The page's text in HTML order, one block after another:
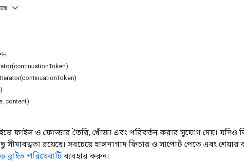
content)
ফাইল ও ফোল্ডার তৈরি, খোঁজা এবং পরিবর্তন করার সুযোগ দেয়। যদিও
সীমাবদ্ধতা রয়েছে। সবচেয়ে হালনাগাদ ফিচার ও সাপোর্ট পেতে এবং শেয়ার
ড্রাইভ পরিষেবাটি ব্যবহার করুন।